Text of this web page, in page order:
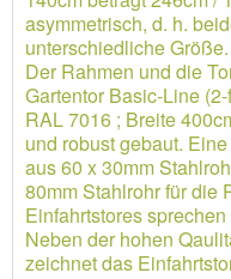
asymmetrisch, d. h.
unterschiedliche Größe.
Der Rahmen und die
Gartentor Basic-Line
RAL 7016 ; Breite
und robust gebaut.
aus 60 x 30mm
80mm Stahlrohr für die
Einfahrtstores sprechen
Neben der hohen
zeichnet das